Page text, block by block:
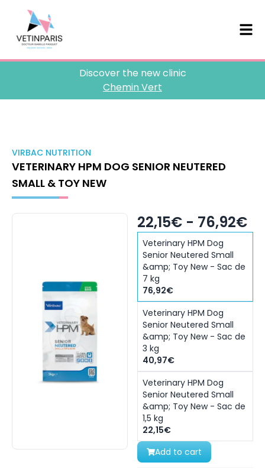
Discover the new clinic
Chemin Vert
VIRBAC NUTRITION
VETERINARY HPM DOG SENIOR NEUTERED
SMALL & TOY NEW
22,15€ - 76,92€
Veterinary HPM Dog
Senior Neutered Small
&amp; Toy New - Sac de
7 kg
76,92€
Veterinary HPM Dog
Senior Neutered Small
&amp; Toy New - Sac de
3 kg
40,97€
Veterinary HPM Dog
Senior Neutered Small
&amp; Toy New - Sac de
1,5 kg
22,15€
Add to cart